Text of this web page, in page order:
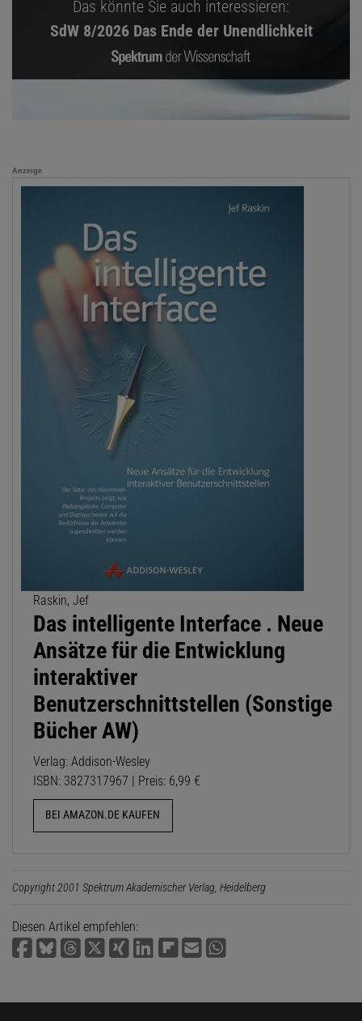
Das könnte Sie auch interessieren:
SdW 8/2026 Das Ende der Unendlichkeit
Anzeige
Raskin, Jef
Das intelligente Interface . Neue
Ansätze für die Entwicklung
interaktiver
Benutzerschnittstellen (Sonstige
Bücher AW)
Verlag: Addison-Wesley
ISBN: 3827317967 | Preis: 6,99 €
BEI AMAZON.DE KAUFEN
Copyright 2001 Spektrum Akademischer Verlag, Heidelberg
Diesen Artikel empfehlen: